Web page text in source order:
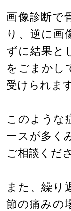
画像診断で
り、逆に画
ずに結果と
をごまかし
受けられます
このような
ースが多く
ご相談くだ
また、繰り
節の痛みの